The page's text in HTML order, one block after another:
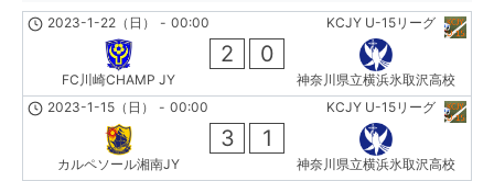
KCJY U-15リーグ
2023-1-22（日） - 00:00
FC川崎CHAMP JY
2 0
神奈川県立横浜氷取沢高校
KCJY U-15リーグ
2023-1-15（日） - 00:00
カルペソール湘南JY
3 1
神奈川県立横浜氷取沢高校